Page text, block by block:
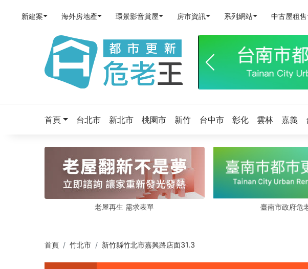
新建案 海外房地產 環景影音賞屋 房市資訊 系列網站 中古屋租售
首頁 台北市 新北市 桃園市 新竹 台中市 彰化 雲林 嘉義
老屋再生 需求表單 臺南市政府危
首頁 竹北市 新竹縣竹北市嘉興路店面31.3